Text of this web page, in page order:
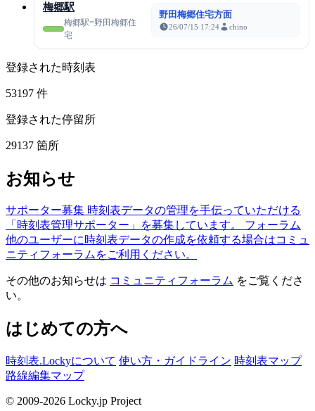
梅郷駅
梅郷駅=野田梅郷住
宅
野田梅郷住宅方面
26/07/15 17:24 chino
登録された時刻表
53197 件
登録された停留所
29137 箇所
お知らせ
サポーター募集 時刻表データの管理を手伝っていただける
「時刻表管理サポーター」を募集しています。
フォーラム
他のユーザーに時刻表データの作成を依頼する場合はコミュ
ニティフォーラムをご利用ください。
その他のお知らせは コミュニティフォーラム をご覧くださ
い。
はじめての方へ
時刻表.Lockyについて 使い方・ガイドライン 時刻表マップ
路線編集マップ
© 2009-2026 Locky.jp Project